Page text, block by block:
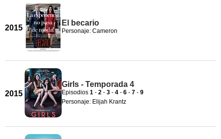
2015
El becario
Personaje: Cameron
2015
Girls - Temporada 4
Episodios 1 - 2 - 3 - 4 - 6 - 7 - 9
Personaje: Elijah Krantz